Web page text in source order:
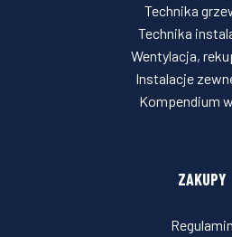
Technika
Technika
Wentylacja,
Instalacje
Kompendium
ZAKUPY
Regulamin